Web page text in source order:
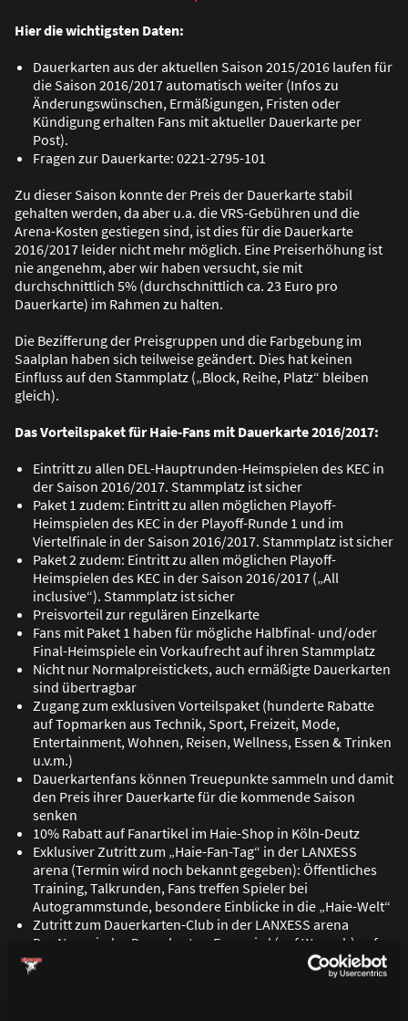
Hier die wichtigsten Daten:
Dauerkarten aus der aktuellen Saison 2015/2016 laufen für
die Saison 2016/2017 automatisch weiter (Infos zu
Änderungswünschen, Ermäßigungen, Fristen oder
Kündigung erhalten Fans mit aktueller Dauerkarte per
Post).
Fragen zur Dauerkarte: 0221-2795-101
Zu dieser Saison konnte der Preis der Dauerkarte stabil
gehalten werden, da aber u.a. die VRS-Gebühren und die
Arena-Kosten gestiegen sind, ist dies für die Dauerkarte
2016/2017 leider nicht mehr möglich. Eine Preiserhöhung ist
nie angenehm, aber wir haben versucht, sie mit
durchschnittlich 5% (durchschnittlich ca. 23 Euro pro
Dauerkarte) im Rahmen zu halten.
Die Bezifferung der Preisgruppen und die Farbgebung im
Saalplan haben sich teilweise geändert. Dies hat keinen
Einfluss auf den Stammplatz („Block, Reihe, Platz“ bleiben
gleich).
Das Vorteilspaket für Haie-Fans mit Dauerkarte 2016/2017:
Eintritt zu allen DEL-Hauptrunden-Heimspielen des KEC in
der Saison 2016/2017. Stammplatz ist sicher
Paket 1 zudem: Eintritt zu allen möglichen Playoff-
Heimspielen des KEC in der Playoff-Runde 1 und im
Viertelfinale in der Saison 2016/2017. Stammplatz ist sicher
Paket 2 zudem: Eintritt zu allen möglichen Playoff-
Heimspielen des KEC in der Saison 2016/2017 („All
inclusive“). Stammplatz ist sicher
Preisvorteil zur regulären Einzelkarte
Fans mit Paket 1 haben für mögliche Halbfinal- und/oder
Final-Heimspiele ein Vorkaufrecht auf ihren Stammplatz
Nicht nur Normalpreistickets, auch ermäßigte Dauerkarten
sind übertragbar
Zugang zum exklusiven Vorteilspaket (hunderte Rabatte
auf Topmarken aus Technik, Sport, Freizeit, Mode,
Entertainment, Wohnen, Reisen, Wellness, Essen & Trinken
u.v.m.)
Dauerkartenfans können Treuepunkte sammeln und damit
den Preis ihrer Dauerkarte für die kommende Saison
senken
10% Rabatt auf Fanartikel im Haie-Shop in Köln-Deutz
Exklusiver Zutritt zum „Haie-Fan-Tag“ in der LANXESS
arena (Termin wird noch bekannt gegeben): Öffentliches
Training, Talkrunden, Fans treffen Spieler bei
Autogrammstunde, besondere Einblicke in die „Haie-Welt“
Zutritt zum Dauerkarten-Club in der LANXESS arena
Der Name jedes Dauerkarten-Fans wird (auf Wunsch) auf
einer der Treppenstufen in der LANXESS arena zu lesen